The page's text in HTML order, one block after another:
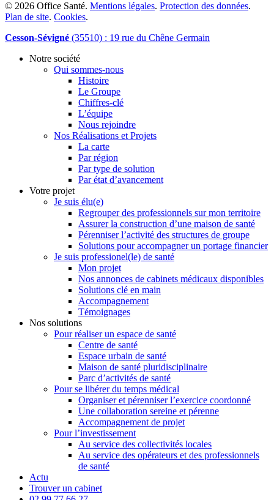
© 2026 Office Santé. Mentions légales. Protection des données.
Plan de site. Cookies.
Close
Cesson-Sévigné (35510) : 19 rue du Chêne Germain
Notre société
Qui sommes-nous
Histoire
Le Groupe
Chiffres-clé
L’équipe
Nous rejoindre
Nos Réalisations et Projets
La carte
Par région
Par type de solution
Par état d’avancement
Votre projet
Je suis élu(e)
Regrouper des professionnels sur mon territoire
Assurer la construction d’une maison de santé
Pérenniser l’activité des structures de groupe
Solutions pour accompagner un portage financier
Je suis professionel(le) de santé
Mon projet
Nos annonces de cabinets médicaux disponibles
Solutions clé en main
Accompagnement
Témoignages
Nos solutions
Pour réaliser un espace de santé
Centre de santé
Espace urbain de santé
Maison de santé pluridisciplinaire
Parc d’activités de santé
Pour se libérer du temps médical
Organiser et pérenniser l’exercice coordonné
Une collaboration sereine et pérenne
Accompagnement de projet
Pour l’investissement
Au service des collectivités locales
Au service des opérateurs et des professionnels
de santé
Actu
Trouver un cabinet